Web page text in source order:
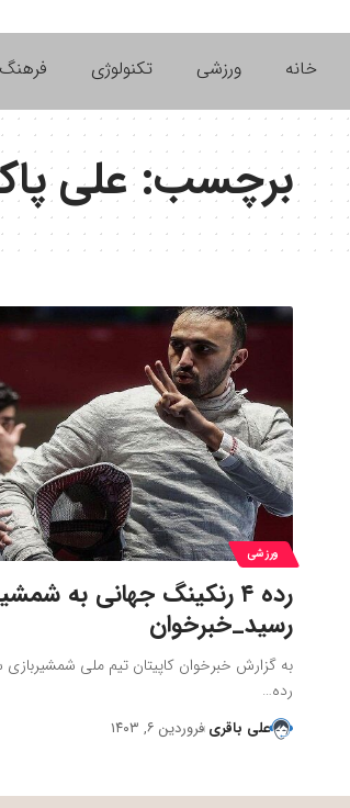
خانه ورزشی تکنولوژی
برچسب:علی
ورزشی
رده ۴ رنکینگ جهانی به
رسید_خبرخوان
به گزارش خبرخوان کاپیتان تیم ملی شمشیربازی
رده…
علی باقری فروردین ۶, ۱۴۰۳